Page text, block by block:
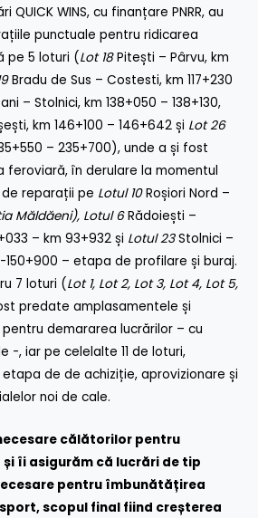
QUICK WINS, cu finanțare PNRR, au
punctuale pentru ridicarea
pe 5 loturi (Lot 18Pitești – Pârvu, km
Bradu de Sus – Costesti, km 117+230
– Stolnici, km 138+050 – 138+130,
km 146+100 – 146+642 și Lot 26
– 235+700), unde a și fost
feroviară, în derulare la momentul
reparații pe Lotul 10 Roșiori Nord –
Măldăeni), Lotul 6Rădoiești –
– km 93+932 și Lotul 23Stolnici –
150+900 – etapa de profilare și buraj.
7 loturi (Lot 1, Lot 2, Lot 3, Lot 4, Lot 5,
predate amplasamentele și
demararea lucrărilor – cu
-, iar pe celelalte 11 de loturi,
de de achiziție, aprovizionare și
noi de cale.
călătorilor pentru
îi asigurăm că lucrări de tip
pentru îmbunătățirea
scopul final fiind creșterea